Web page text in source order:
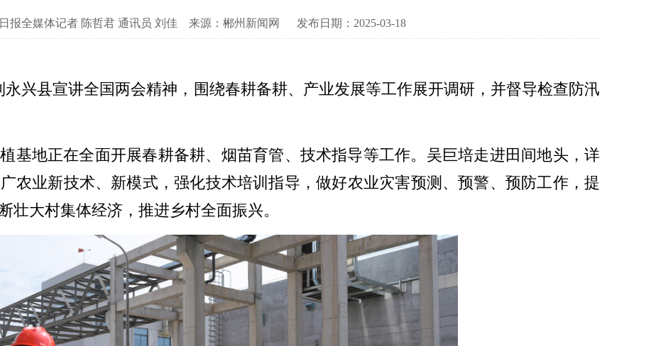
报全媒体记者 陈哲君 通讯员 刘佳 来源：郴州新闻网 发布日期：2025-03-18
兴县宣讲全国两会精神，围绕春耕备耕、产业发展等工作展开调研，并督导检查防汛
基地正在全面开展春耕备耕、烟苗育管、技术指导等工作。吴巨培走进田间地头，详
农业新技术、新模式，强化技术培训指导，做好农业灾害预测、预警、预防工作，提
壮大村集体经济，推进乡村全面振兴。